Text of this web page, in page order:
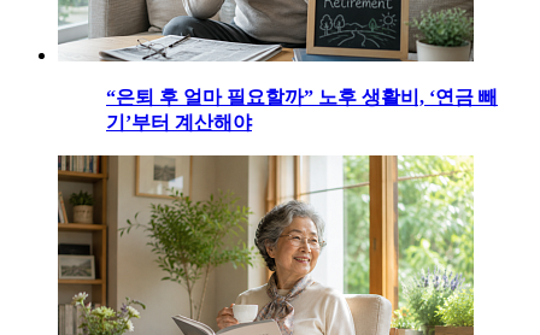
“은퇴 후 얼마 필요할까” 노후 생활비, ‘연금 빼
기’부터 계산해야